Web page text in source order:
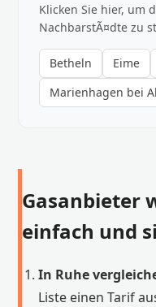
Klicken Sie hier, um
NachbarstÃ¤dte zu
Betheln Eime
Marienhagen bei
Gasanbieter
einfach und
In Ruhe
Liste einen Tarif